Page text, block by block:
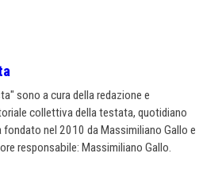
sono a cura della redazione e
collettiva della testata, quotidiano
nel 2010 da Massimiliano Gallo e
responsabile: Massimiliano Gallo.